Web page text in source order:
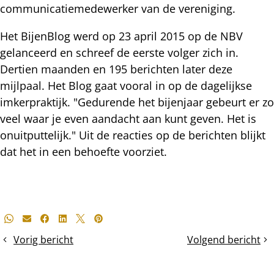
communicatiemedewerker van de vereniging.
Het BijenBlog werd op 23 april 2015 op de NBV
gelanceerd en schreef de eerste volger zich in.
Dertien maanden en 195 berichten later deze
mijlpaal. Het Blog gaat vooral in op de dagelijkse
imkerpraktijk. "Gedurende het bijenjaar gebeurt er zo
veel waar je even aandacht aan kunt geven. Het is
onuitputtelijk." Uit de reacties op de berichten blijkt
dat het in een behoefte voorziet.
Deel
bericht
Whatsapp
E-mailFacebook
LinkedIn
X Pinterest
Vorig bericht
Dansende
Volgend bericht
De